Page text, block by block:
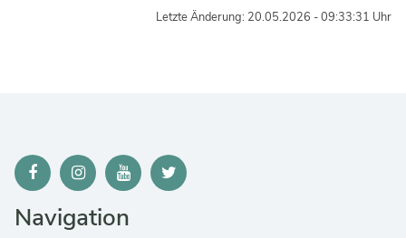
Letzte Änderung: 20.05.2026 - 09:33:31 Uhr
Navigation